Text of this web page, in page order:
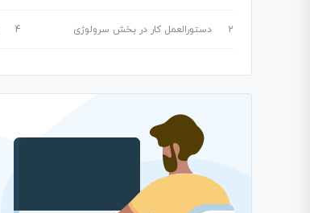
2 دستورالعمل کار در بخش سرولوژی 4